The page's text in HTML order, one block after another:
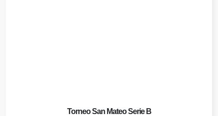
Torneo San Mateo Serie B